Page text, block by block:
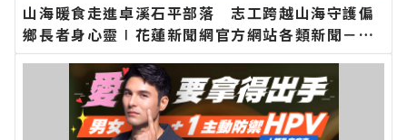
山海暖食走進卓溪石平部落 志工跨越山海守護偏
鄉長者身心靈∣花蓮新聞網官方網站各類新聞－最
快速的今日新聞報導 最新的在地資訊！